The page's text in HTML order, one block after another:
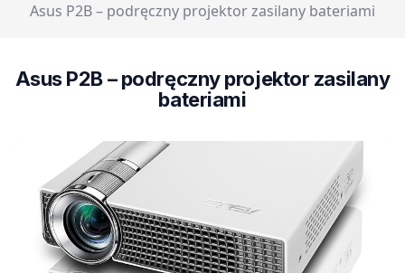
Asus P2B – podręczny projektor zasilany bateriami
Asus P2B – podręczny projektor zasilany
bateriami